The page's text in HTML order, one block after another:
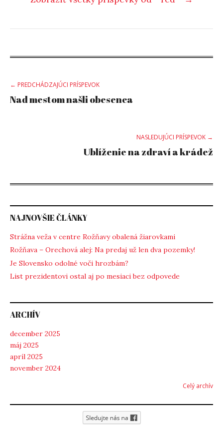
Post
← PREDCHÁDZAJÚCI PRÍSPEVOK
Nad mestom našli obesenca
NASLEDUJÚCI PRÍSPEVOK →
Ublíženie na zdraví a krádež
NAJNOVŠIE ČLÁNKY
Strážna veža v centre Rožňavy obalená žiarovkami
Rožňava – Orechová alej: Na predaj už len dva pozemky!
Je Slovensko odolné voči hrozbám?
List prezidentovi ostal aj po mesiaci bez odpovede
ARCHÍV
december 2025
máj 2025
apríl 2025
november 2024
Celý archív